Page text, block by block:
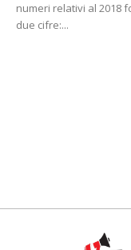
numeri relativi al 2018
due cifre:...